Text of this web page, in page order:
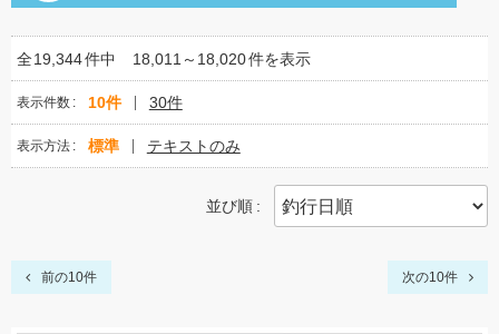
全19,344件中 18,011～18,020件を表示
表示件数 10件 30件
表示方法 標準 テキストのみ
並び順
前の10件 次の10件